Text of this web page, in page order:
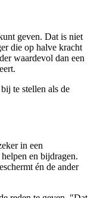
geven. Dat is niet
die op halve kracht
waardevol dan een
te stellen als de
in een
en bijdragen.
én de ander